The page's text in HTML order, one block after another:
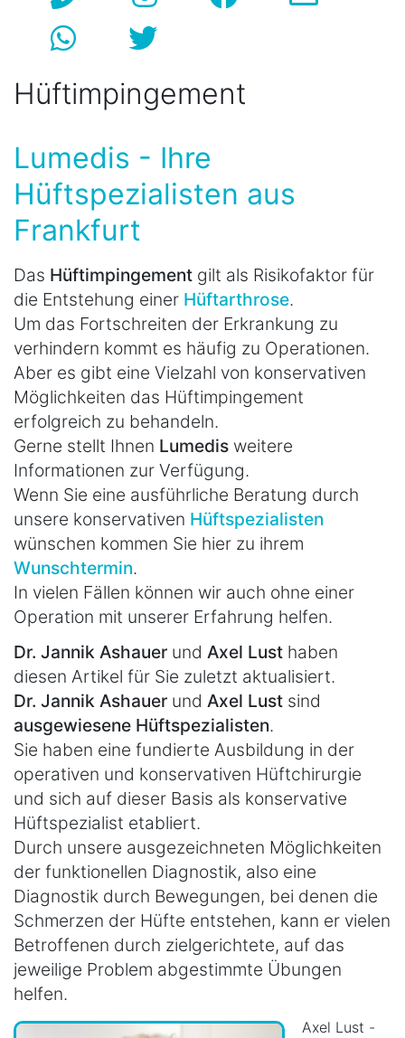
Hüftimpingement
Lumedis - Ihre
Hüftspezialisten aus
Frankfurt
Das Hüftimpingement gilt als Risikofaktor für
die Entstehung einer Hüftarthrose.
Um das Fortschreiten der Erkrankung zu
verhindern kommt es häufig zu Operationen.
Aber es gibt eine Vielzahl von konservativen
Möglichkeiten das Hüftimpingement
erfolgreich zu behandeln.
Gerne stellt Ihnen Lumedis weitere
Informationen zur Verfügung.
Wenn Sie eine ausführliche Beratung durch
unsere konservativen Hüftspezialisten
wünschen kommen Sie hier zu ihrem
Wunschtermin.
In vielen Fällen können wir auch ohne einer
Operation mit unserer Erfahrung helfen.
Dr. Jannik Ashauer und Axel Lust haben
diesen Artikel für Sie zuletzt aktualisiert.
Dr. Jannik Ashauer und Axel Lust sind
ausgewiesene Hüftspezialisten.
Sie haben eine fundierte Ausbildung in der
operativen und konservativen Hüftchirurgie
und sich auf dieser Basis als konservative
Hüftspezialist etabliert.
Durch unsere ausgezeichneten Möglichkeiten
der funktionellen Diagnostik, also eine
Diagnostik durch Bewegungen, bei denen die
Schmerzen der Hüfte entstehen, kann er vielen
Betroffenen durch zielgerichtete, auf das
jeweilige Problem abgestimmte Übungen
helfen.
Axel Lust -